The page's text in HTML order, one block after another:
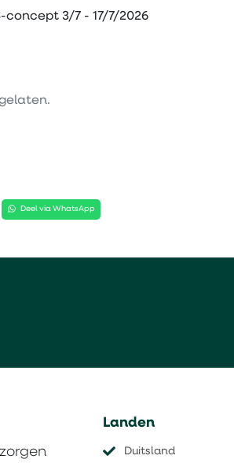
concept 3/7 - 17/7/2026
Deel via WhatsApp
Landen
Duitsland